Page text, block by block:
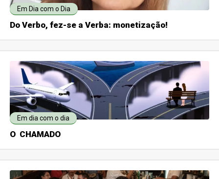
Em Dia com o Dia
Do Verbo, fez-se a Verba: monetização!
Em dia com o dia
O CHAMADO